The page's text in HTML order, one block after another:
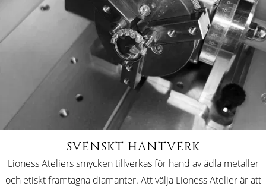
SVENSKT HANTVERK
Lioness Ateliers smycken tillverkas för hand av ädla metaller
och etiskt framtagna diamanter. Att välja Lioness Atelier är att